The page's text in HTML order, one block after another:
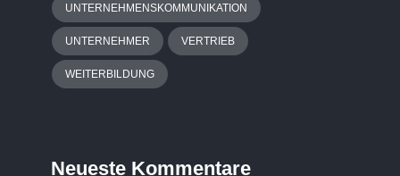
UNTERNEHMENSKOMMUNIKATION
UNTERNEHMER VERTRIEB
WEITERBILDUNG
Neueste Kommentare